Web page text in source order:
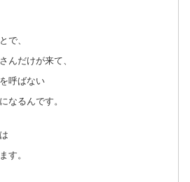
で、
んだけが来て、
呼ばない
なるんです。
す。